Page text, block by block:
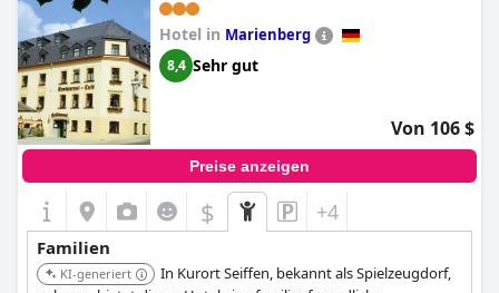
gleichermaßen sehr empfohlen.
Hotel in Marienberg
8,4 Sehr gut
Von 106 $
Preise anzeigen
$ +4
Familien
KI-generiert
In Kurort Seiffen, bekannt als Spielzeugdorf,